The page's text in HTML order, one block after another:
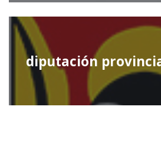
diputación